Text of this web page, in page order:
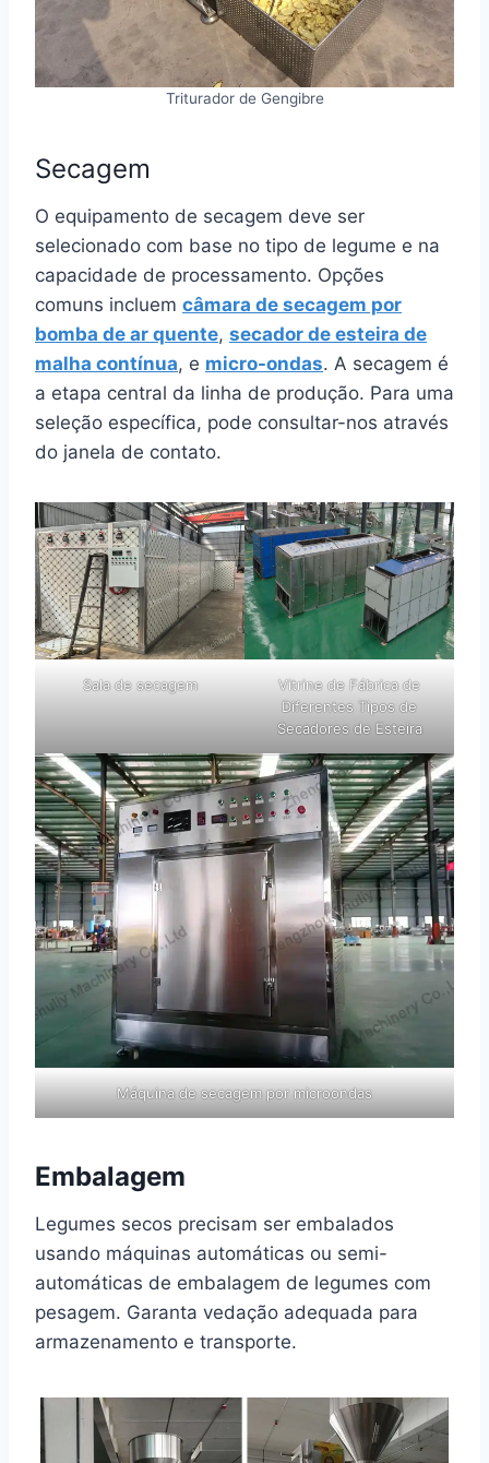
Triturador de Gengibre
Secagem
O equipamento de secagem deve ser
selecionado com base no tipo de legume e na
capacidade de processamento. Opções
comuns incluem câmara de secagem por
bomba de ar quente, secador de esteira de
malha contínua, e micro-ondas. A secagem é
a etapa central da linha de produção. Para uma
seleção específica, pode consultar-nos através
do janela de contato.
Sala de secagem
Vitrine de Fábrica de
Diferentes Tipos de
Secadores de Esteira
Máquina de secagem por microondas
Embalagem
Legumes secos precisam ser embalados
usando máquinas automáticas ou semi-
automáticas de embalagem de legumes com
pesagem. Garanta vedação adequada para
armazenamento e transporte.